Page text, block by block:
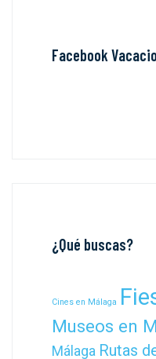
Facebook
¿Qué buscas?
Cines en Málaga
Museos en
Málaga Rutas